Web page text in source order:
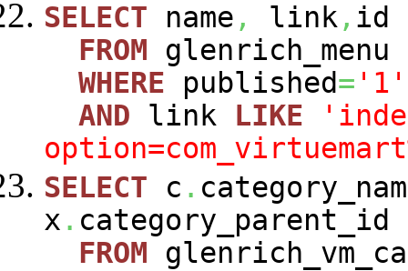
SELECT name , link, id
FROM glenrich_menu
WHERE published= '1'
AND link LIKE
SELECT c .
x . category_parent_id
FROM